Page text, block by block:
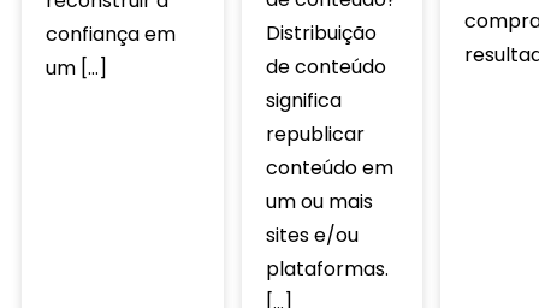
confiança em
um […]
Distribuição
de conteúdo
significa
republicar
conteúdo em
um ou mais
sites e/ou
plataformas.
[…]